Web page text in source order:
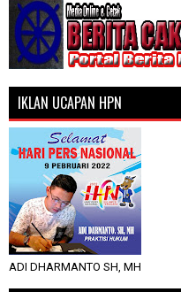
IKLAN UCAPAN HPN
ADI DHARMANTO SH, MH